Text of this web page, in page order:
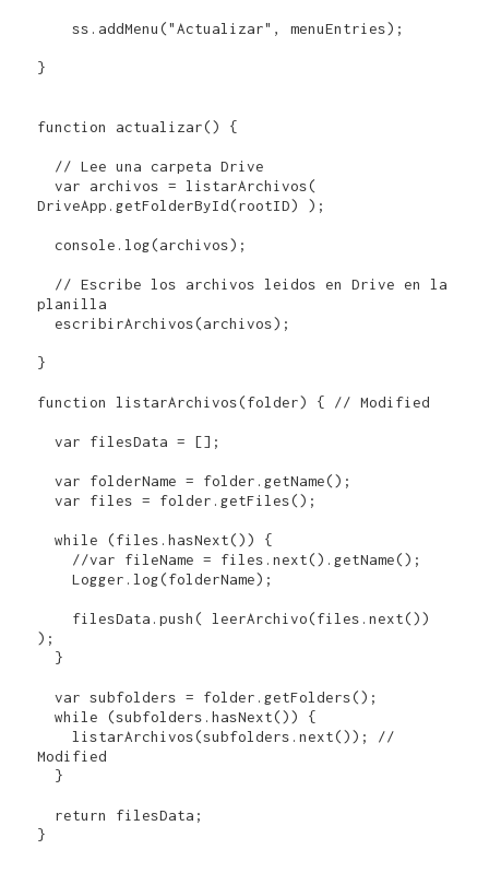
    ss.addMenu("Actualizar", menuEntries);
}
function actualizar() {
  var archivos = listarArchivos(
DriveApp.getFolderById(rootID) );
planilla
  escribirArchivos(archivos);
}
function listarArchivos(folder) { // Modified
  var filesData = [];
  var folderName = folder.getName();
  var files = folder.getFiles();
  while (files.hasNext()) {
    Logger.log(folderName);
);
  var subfolders = folder.getFolders();
  while (subfolders.hasNext()) {
Modified
}